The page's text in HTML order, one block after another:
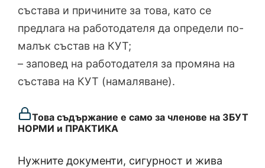
състава и причините за това, като се
предлага на работодателя да определи по-
малък състав на КУТ;
– заповед на работодателя за промяна на
състава на КУТ (намаляване).
Това съдържание е само за членове на ЗБУТ
НОРМИ и ПРАКТИКА
Нужните документи, сигурност и жива